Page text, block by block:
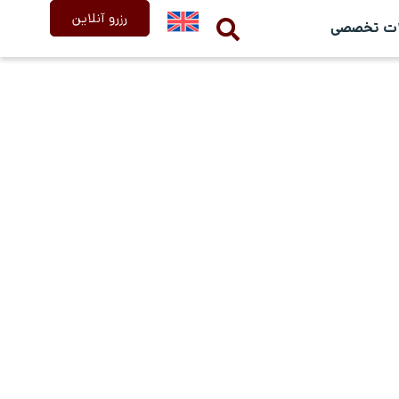
رزرو آنلاین تخصصی